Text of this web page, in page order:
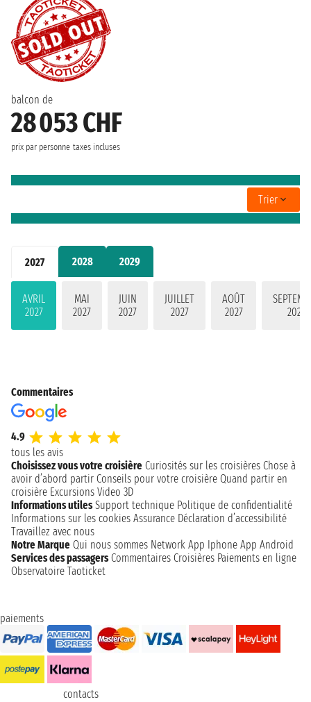
2027 2028 2029
AVRIL
2027
MAI
2027
JUIN
2027
JUILLET
2027
AOÛT
2027
2027
balcon de
28 053 CHF
prix par personne taxes incluses
Trier
Commentaires
4.9
tous les avis
Choisissez vous votre croisière Curiosités sur les croisières Chose à
avoir d’abord partir Conseils pour votre croisière Quand partir en
croisière Excursions Video 3D
Informations utiles Support technique Politique de confidentialité
Informations sur les cookies Assurance Déclaration d’accessibilité
Travaillez avec nous
Notre Marque Qui nous sommes Network App Iphone App Android
Services des passagers Commentaires Croisières Paiements en ligne
Observatoire Taoticket
paiements
contacts